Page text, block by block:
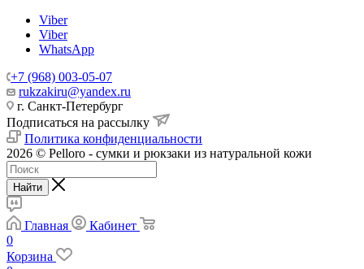
Viber
Viber
WhatsApp
+7 (968) 003-05-07
rukzakiru@yandex.ru
г. Санкт-Петербург
Подписаться на рассылку
Политика конфиденциальности
2026 © Pelloro - сумки и рюкзаки из натуральной кожи
Найти
Главная
Кабинет
0
Корзина